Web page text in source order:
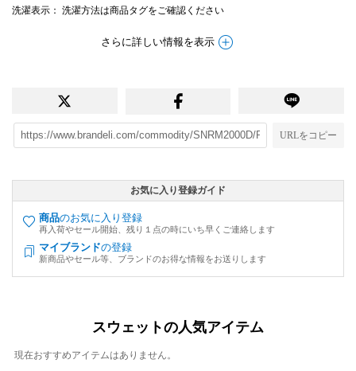
洗濯表示 ： 洗濯方法は商品タグをご確認ください
さらに詳しい情報を表示
URLをコピー
お気に入り登録ガイド
商品のお気に入り登録
再入荷やセール開始、残り１点の時にいち早くご連絡します
マイブランドの登録
新商品やセール等、ブランドのお得な情報をお送りします
スウェットの人気アイテム
現在おすすめアイテムはありません。